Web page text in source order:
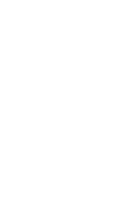
jeunesse
la localisation : 3e arrondissement